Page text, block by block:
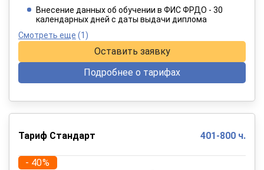
При оплате в рассрочку на 12 месяцев
Внесение данных об обучении в ФИС ФРДО - 30
календарных дней с даты выдачи диплома
Смотреть еще (1)
Оставить заявку
Подробнее о тарифах
Тариф Стандарт 401-800 ч.
- 40%